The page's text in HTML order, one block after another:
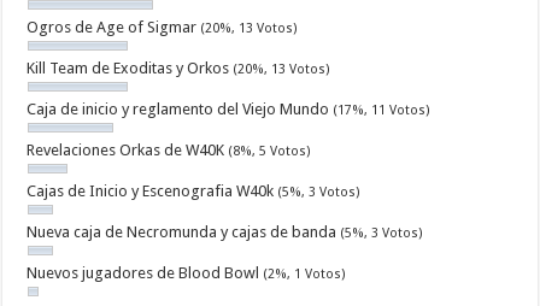
Ogros de Age of Sigmar (20%, 13 Votos)
Kill Team de Exoditas y Orkos (20%, 13 Votos)
Caja de inicio y reglamento del Viejo Mundo (17%, 11 Votos)
Revelaciones Orkas de W40K (8%, 5 Votos)
Cajas de Inicio y Escenografia W40k (5%, 3 Votos)
Nueva caja de Necromunda y cajas de banda (5%, 3 Votos)
Nuevos jugadores de Blood Bowl (2%, 1 Votos)